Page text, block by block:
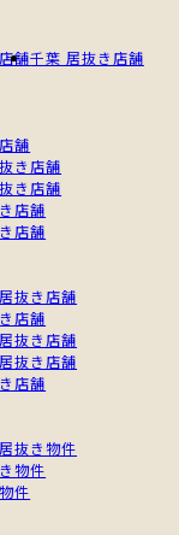
舗千葉 居抜き店舗
舗
き店舗
き店舗
店舗
店舗
抜き店舗
店舗
抜き店舗
抜き店舗
店舗
抜き物件
物件
件